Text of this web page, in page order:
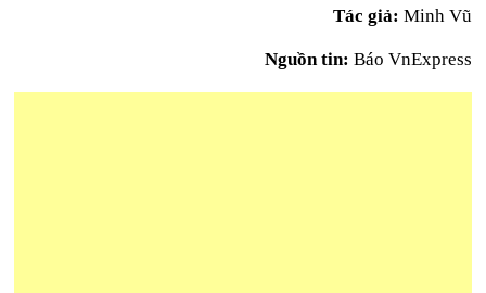
Tác giả: Minh Vũ
Nguồn tin: Báo VnExpress